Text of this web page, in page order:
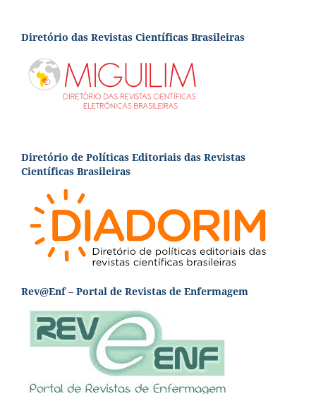
Diretório das Revistas Científicas Brasileiras
Diretório de Políticas Editoriais das Revistas
Científicas Brasileiras
Rev@Enf – Portal de Revistas de Enfermagem